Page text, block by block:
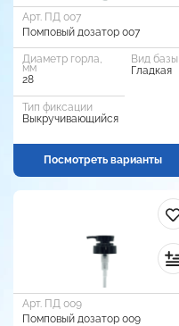
Арт. ПД 007
Помповый дозатор 007
Диаметр горла,
мм
28
Вид базы
Гладкая
Тип фиксации
Выкручивающийся
Посмотреть варианты
Арт. ПД 009
Помповый дозатор 009